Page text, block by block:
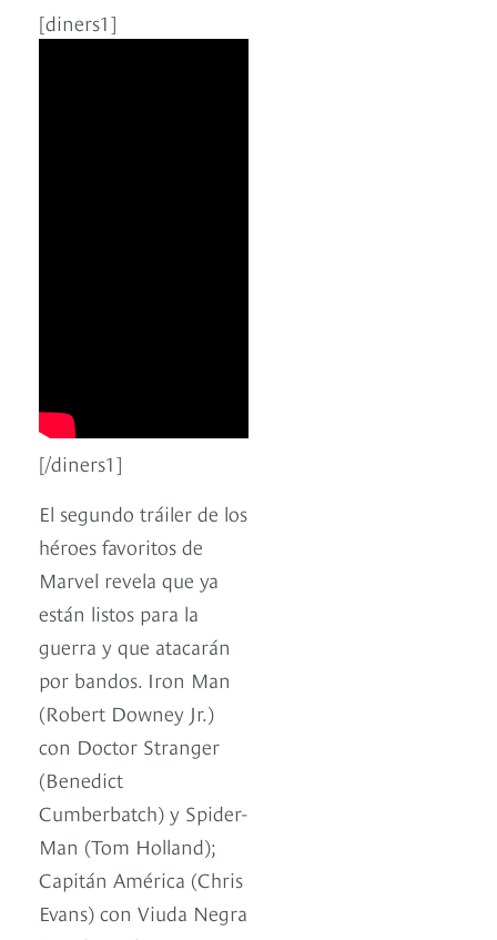
[diners1]
[/diners1]
El segundo tráiler de los
héroes favoritos de
Marvel revela que ya
están listos para la
guerra y que atacarán
por bandos. Iron Man
(Robert Downey Jr.)
con Doctor Stranger
(Benedict
Cumberbatch) y Spider-
Man (Tom Holland);
Capitán América (Chris
Evans) con Viuda Negra